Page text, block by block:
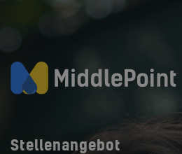
Stellenangebot